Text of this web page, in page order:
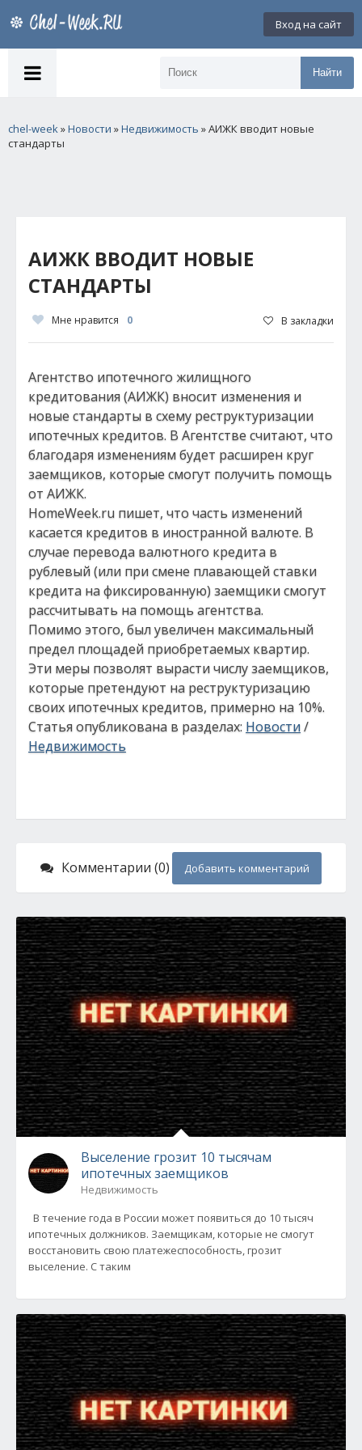
Вход на сайт
Найти
chel-week»Новости »Недвижимость » АИЖК вводит новые
стандарты
АИЖК ВВОДИТ НОВЫЕ
СТАНДАРТЫ
Мне нравится 0 В закладки
Агентство ипотечного жилищного
кредитования (АИЖК) вносит изменения и
новые стандарты в схему реструктуризации
ипотечных кредитов. В Агентстве считают, что
благодаря изменениям будет расширен круг
заемщиков, которые смогут получить помощь
от АИЖК.
HomeWeek.ru пишет, что часть изменений
касается кредитов в иностранной валюте. В
случае перевода валютного кредита в
рублевый (или при смене плавающей ставки
кредита на фиксированную) заемщики смогут
рассчитывать на помощь агентства.
Помимо этого, был увеличен максимальный
предел площадей приобретаемых квартир.
Эти меры позволят вырасти числу заемщиков,
которые претендуют на реструктуризацию
своих ипотечных кредитов, примерно на 10%.
Статья опубликована в разделах: Новости/
Недвижимость
Комментарии (0) Добавить комментарий
Выселение грозит 10 тысячам
ипотечных заемщиков
Недвижимость
В течение года в России может появиться до 10 тысяч
ипотечных должников. Заемщикам, которые не смогут
восстановить свою платежеспособность, грозит
выселение. С таким